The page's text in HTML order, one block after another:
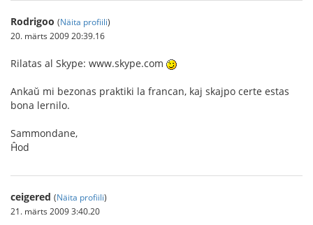
Rodrigoo (Näita profiili)
20. märts 2009 20:39.16
Rilatas al Skype: www.skype.com
Ankaŭ mi bezonas praktiki la francan, kaj skajpo certe estas
bona lernilo.
Sammondane,
Ĥod
ceigered (Näita profiili)
21. märts 2009 3:40.20